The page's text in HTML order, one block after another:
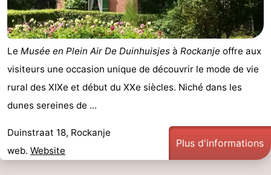
Le Musée en Plein Air De Duinhuisjes à Rockanje offre aux
visiteurs une occasion unique de découvrir le mode de vie
rural des XIXe et début du XXe siècles. Niché dans les
dunes sereines de ...
Duinstraat 18, Rockanje
web. Website
Plus d'informations